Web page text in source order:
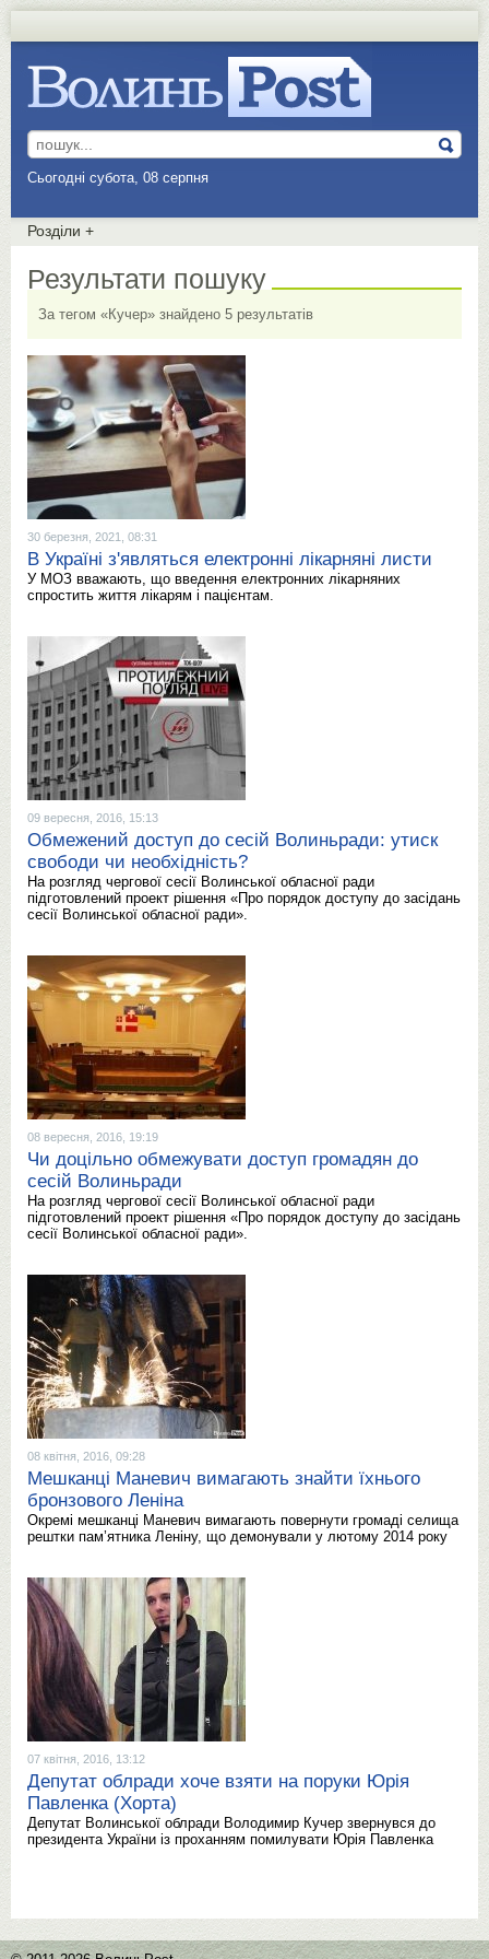
Сьогодні субота, 08 серпня
Розділи +
Результати пошуку
За тегом «Кучер» знайдено 5 результатів
30 березня, 2021, 08:31
В Україні з'являться електронні лікарняні листи
У МОЗ вважають, що введення електронних лікарняних
спростить життя лікарям і пацієнтам.
09 вересня, 2016, 15:13
Обмежений доступ до сесій Волиньради: утиск
свободи чи необхідність?
На розгляд чергової сесії Волинської обласної ради
підготовлений проект рішення «Про порядок доступу до засідань
сесії Волинської обласної ради».
08 вересня, 2016, 19:19
Чи доцільно обмежувати доступ громадян до
сесій Волиньради
На розгляд чергової сесії Волинської обласної ради
підготовлений проект рішення «Про порядок доступу до засідань
сесії Волинської обласної ради».
08 квітня, 2016, 09:28
Мешканці Маневич вимагають знайти їхнього
бронзового Леніна
Окремі мешканці Маневич вимагають повернути громаді селища
рештки пам’ятника Леніну, що демонували у лютому 2014 року
07 квітня, 2016, 13:12
Депутат облради хоче взяти на поруки Юрія
Павленка (Хорта)
Депутат Волинської облради Володимир Кучер звернувся до
президента України із проханням помилувати Юрія Павленка